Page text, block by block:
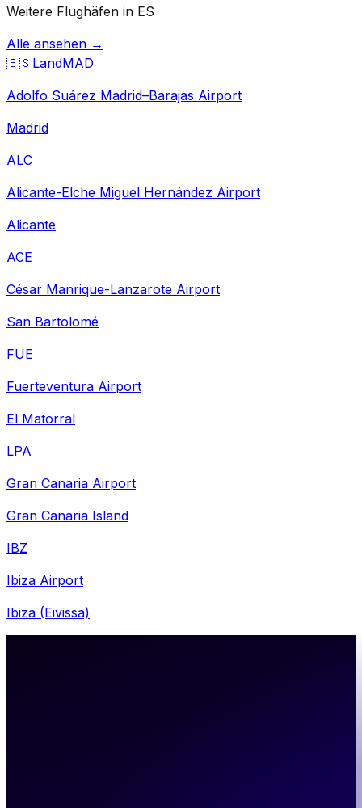
Weitere Flughäfen in ES
Alle ansehen →
🇪🇸LandMAD
Adolfo Suárez Madrid–Barajas Airport
Madrid
ALC
Alicante-Elche Miguel Hernández Airport
Alicante
ACE
César Manrique-Lanzarote Airport
San Bartolomé
FUE
Fuerteventura Airport
El Matorral
LPA
Gran Canaria Airport
Gran Canaria Island
IBZ
Ibiza Airport
Ibiza (Eivissa)